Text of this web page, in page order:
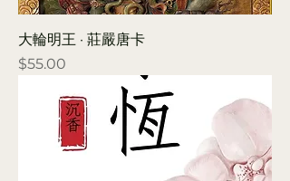
大輪明王 · 莊嚴唐卡
Price
$55.00